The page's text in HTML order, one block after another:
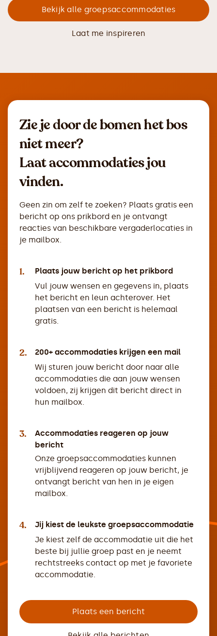
Bekijk alle groepsaccommodaties
Laat me inspireren
Zie je door de bomen het bos
niet meer?
Laat accommodaties jou
vinden.
Geen zin om zelf te zoeken? Plaats gratis een
bericht op ons prikbord en je ontvangt
reacties van beschikbare vergaderlocaties in
je mailbox.
1.
Plaats jouw bericht op het prikbord
Vul jouw wensen en gegevens in, plaats
het bericht en leun achterover. Het
plaatsen van een bericht is helemaal
gratis.
2.
200+ accommodaties krijgen een mail
Wij sturen jouw bericht door naar alle
accommodaties die aan jouw wensen
voldoen, zij krijgen dit bericht direct in
hun mailbox.
3.
Accommodaties reageren op jouw
bericht
Onze groepsaccommodaties kunnen
vrijblijvend reageren op jouw bericht, je
ontvangt bericht van hen in je eigen
mailbox.
4.
Jij kiest de leukste groepsaccommodatie
Je kiest zelf de accommodatie uit die het
beste bij jullie groep past en je neemt
rechtstreeks contact op met je favoriete
accommodatie.
Plaats een bericht